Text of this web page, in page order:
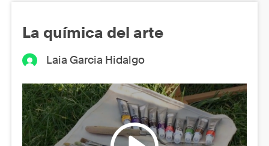
La química del arte
Laia Garcia Hidalgo